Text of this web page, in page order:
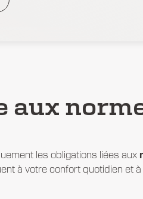
aux
les obligations liées aux
à votre confort quotidien et